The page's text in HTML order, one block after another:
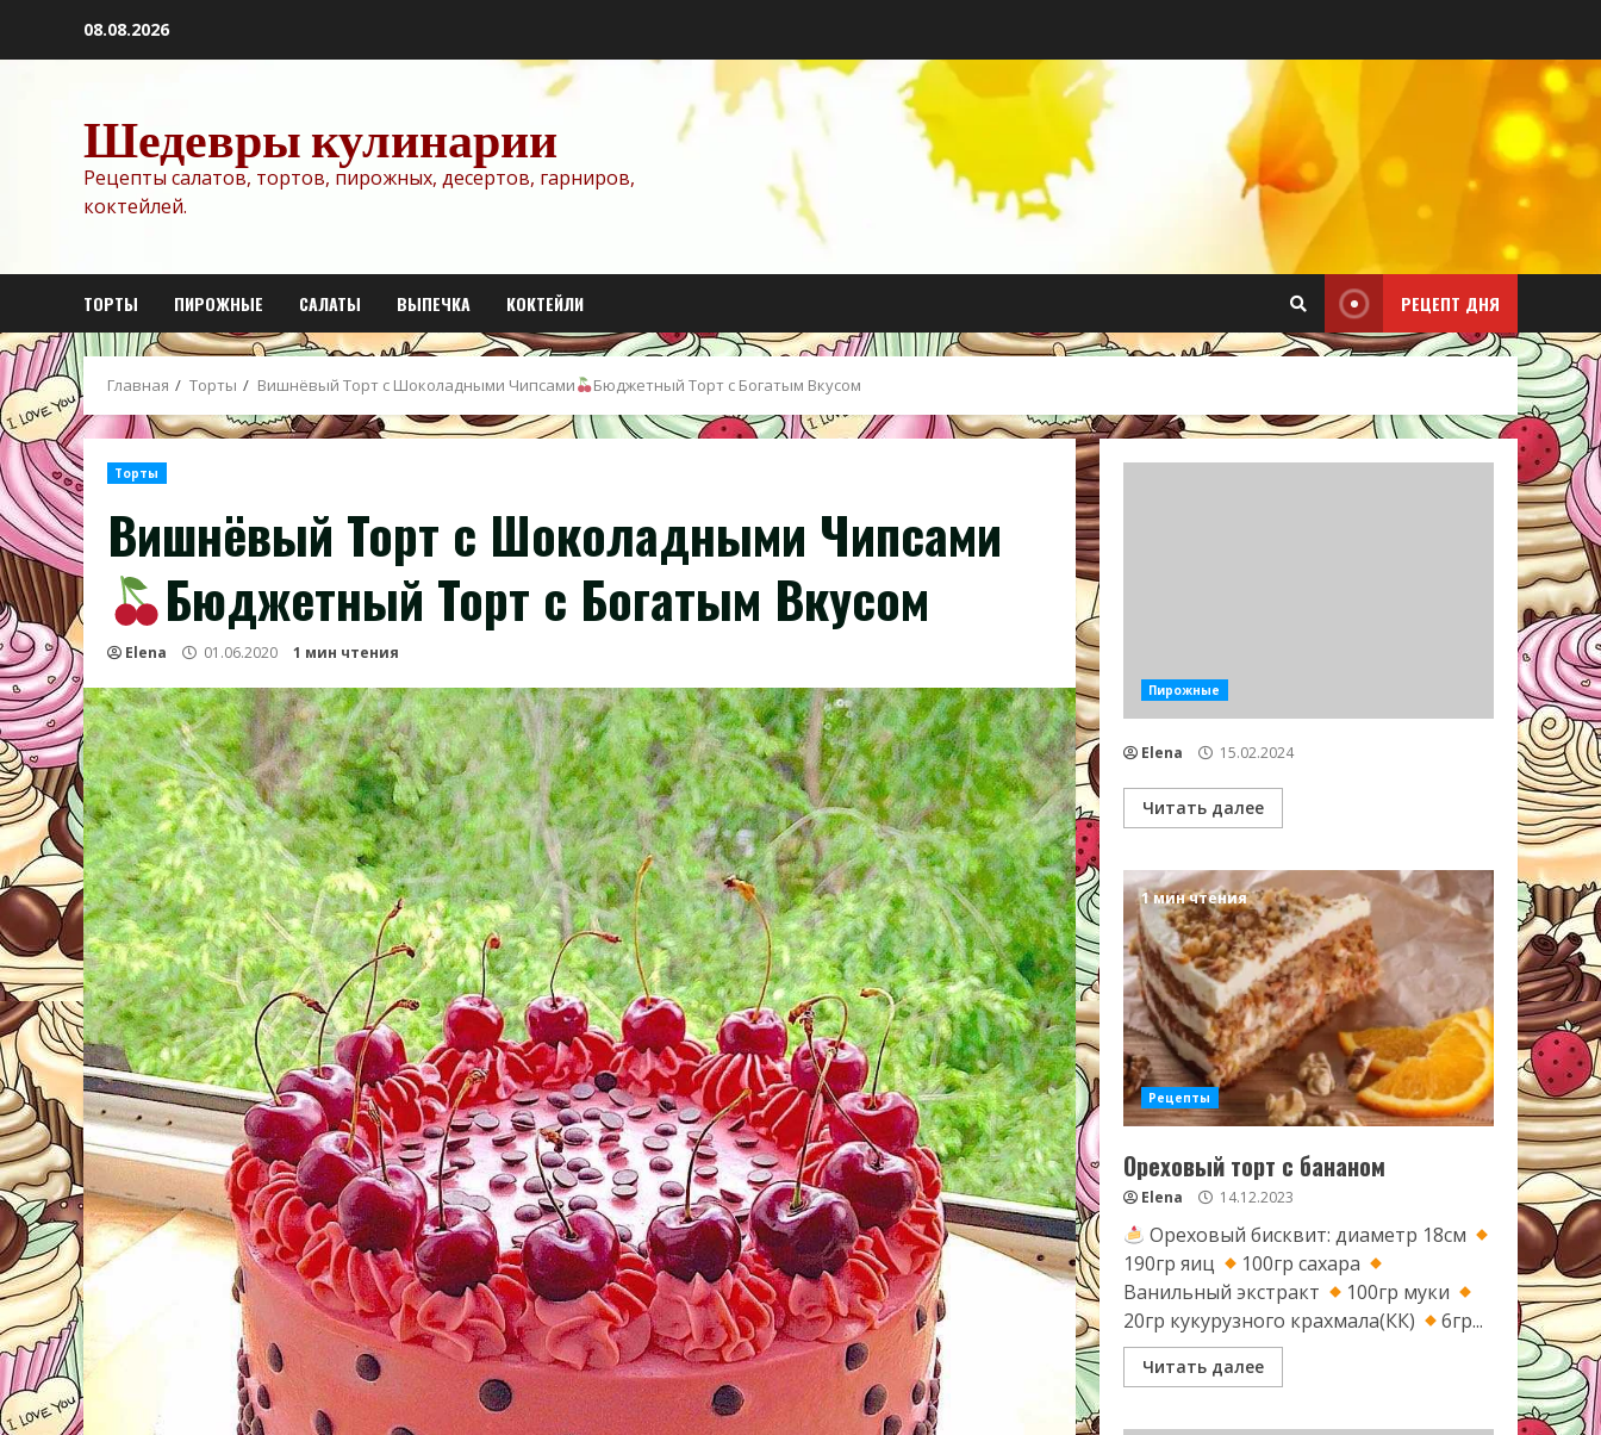
08.08.2026
Шедевры кулинарии
Рецепты салатов, тортов, пирожных, десертов, гарниров,
коктейлей.
ТОРТЫ ПИРОЖНЫЕ САЛАТЫ ВЫПЕЧКА КОКТЕЙЛИ РЕЦЕПТ ДНЯ
Главная Торты Вишнёвый Торт с Шоколадными Чипсами Бюджетный Торт с Богатым Вкусом
Торты
Вишнёвый Торт с Шоколадными Чипсами
Бюджетный Торт с Богатым Вкусом
Elena 01.06.2020 1 мин чтения
Пирожные
Elena 15.02.2024
Читать далее
1 мин чтения
Рецепты
Ореховый торт с бананом
Elena 14.12.2023
Ореховый бисквит: диаметр 18см
190гр яиц
100гр сахара
Ванильный экстракт
100гр муки
20гр кукурузного крахмала(КК)
6гр...
Читать далее